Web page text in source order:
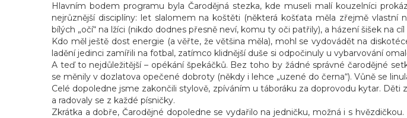
Hlavním bodem programu byla Čarodějná stezka, kde museli malí kouzelníci
nejrůznější disciplíny: let slalomem na koštěti (některá košťata měla zřejmě
bílých „očí“ na lžíci (nikdo dodnes přesně neví, komu ty oči patřily), a házení šišek na
Kdo měl ještě dost energie (a věřte, že většina měla), mohl se vydovádět na
ladění jedinci zamířili na fotbal, zatímco klidnější duše si odpočinuly u vybarvování
A teď to nejdůležitější – opékání špekáčků. Bez toho by žádné správné čarodějné
se měnily v dozlatova opečené dobroty (někdy i lehce „uzené do černa“). Vůně se
Celé dopoledne jsme zakončili stylově, zpíváním u táboráku za doprovodu kytar.
a radovaly se z každé písničky.
Zkrátka a dobře, Čarodějné dopoledne se vydařilo na jedničku, možná i s